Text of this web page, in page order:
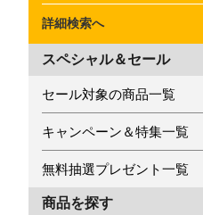
詳細検索へ
スペシャル＆セール
セール対象の商品一覧
キャンペーン＆特集一覧
無料抽選プレゼント一覧
商品を探す